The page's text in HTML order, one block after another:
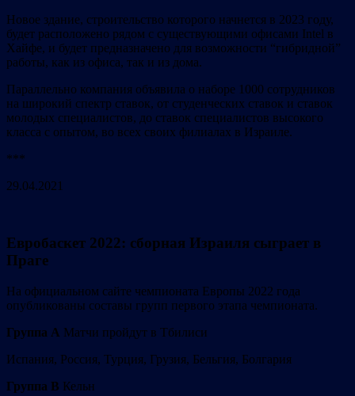
Новое здание, строительство которого начнется в 2023 году,
будет расположено рядом с существующими офисами Intel в
Хайфе, и будет предназначено для возможности “гибридной”
работы, как из офиса, так и из дома.
Параллельно компания объявила о наборе 1000 сотрудников
на широкий спектр ставок, от студенческих ставок и ставок
молодых специалистов, до ставок специалистов высокого
класса с опытом, во всех своих филиалах в Израиле.
***
29.04.2021
Евробаскет 2022: сборная Израиля сыграет в
Праге
На официальном сайте чемпионата Европы 2022 года
опубликованы составы групп первого этапа чемпионата.
Группа А Матчи пройдут в Тбилиси
Испания, Россия, Турция, Грузия, Бельгия, Болгария
Группа В Кельн